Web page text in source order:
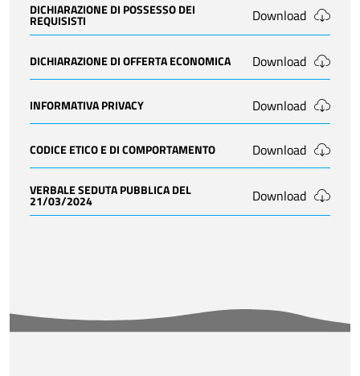
DICHIARAZIONE DI POSSESSO DEI
REQUISISTI Download
DICHIARAZIONE DI OFFERTA ECONOMICA Download
INFORMATIVA PRIVACY Download
CODICE ETICO E DI COMPORTAMENTO Download
VERBALE SEDUTA PUBBLICA DEL
21/03/2024 Download